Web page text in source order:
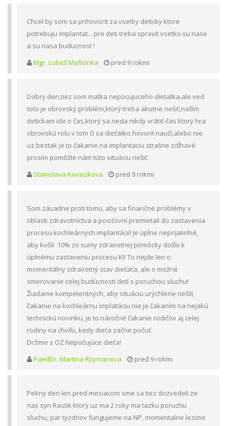
Chcel by som sa prihovorit za vsetky deticky ktore
potrebuju implantat... pre deti treba spravit vsetko su nase
a su nasa buducnost !
Mgr. Ľuboš Mašlonka
pred 9 rokmi
Dobry den,tiez som matka nepocujuceho dietatka,ale ved
toto je obrovský problém,ktorý treba akutne riešiť,naším
detickam ide o čas,ktorý sa neda nikdy vrátiť-čas ktorý hra
obrovskú rolu v tom či sa dieťatko hovorit naučí,alebo nie
uz beztak je to čakanie na implantaciu strašne zdĺhavé
prosím pomôžte nám túto situáciu riešiť.
Stanislava Kovacikova
pred 9 rokmi
Som zásadne proti tomu, aby sa finančné problémy v
oblasti zdravotníctva a poisťovní premietali do zastavenia
procesu kochleárnych implantácií! Je úplne neprijateľné,
aby kvôli 10% zo sumy zdravotnej pomôcky došlo k
úplnému zastaveniu procesu KI! Tu nejde len o
momentálny zdravotný stav dieťaťa, ale o možné
smerovanie celej budúcnosti detí s poruchou sluchu!
Žiadame kompetentných, aby situáciu urýchlene riešili,
čakanie na kochleárnu implatáciu nie je čakaním na nejakú
technickú novinku, je to náročné čakanie rodičov aj celej
rodiny na chvíľu, kedy dieťa začne počuť.
Držíme s OZ Nepočujúce dieťa!
PaedDr. Martina Rzymanova
pred 9 rokmi
Pekny den len pred mesiacom sme sa tiez dozvedeli ze
nas syn Rastik ktory uz ma 2 roky ma tazku poruchu
sluchu, par tyzdnov fungujeme na NP, momentalne lezime